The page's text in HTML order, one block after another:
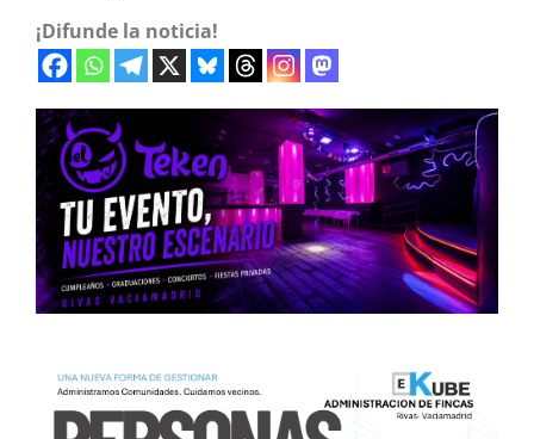
¡Difunde la noticia!